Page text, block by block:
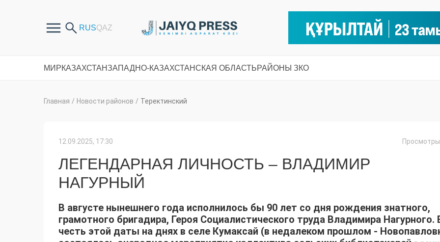
МИРКАЗАХСТАНЗАПАДНО-КАЗАХСТАНСКАЯ ОБЛАСТЬРАЙОНЫ ЗКО
Главная / Новости районов / Теректинский
12.09.2025, 17:30
ЛЕГЕНДАРНАЯ ЛИЧНОСТЬ – ВЛАДИМИР
НАГУРНЫЙ
В августе нынешнего года исполнилось бы 90 лет со дня рождения знатного,
грамотного бригадира, Героя Социалистического труда Владимира Нагурного.
честь этой даты на днях в селе Кумаксай (в недалеком прошлом -